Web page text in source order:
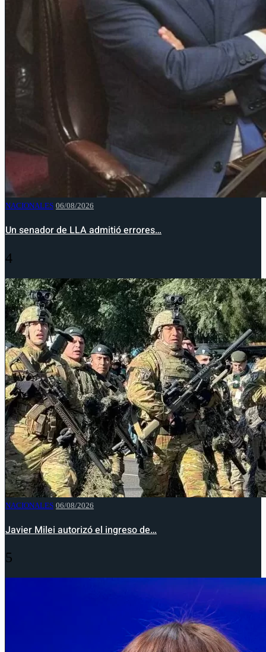
NACIONALES 06/08/2026
Un senador de LLA admitió errores…
4
NACIONALES 06/08/2026
Javier Milei autorizó el ingreso de…
5